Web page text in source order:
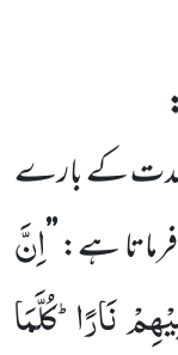
شدت کے بارے
ہے:’’اِنَّ
نَارًاؕ-كُلَّمَا